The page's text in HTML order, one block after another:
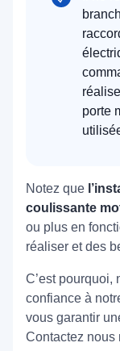
porte
Notez que
coulissante
ou plus en
réaliser et des
C’est pourquoi,
confiance à
vous garantir
Contactez nous